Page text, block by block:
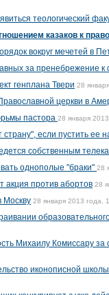
теологический
казаков к
вокруг мечетей в
за пренебрежение
генплана Твери 28
церкви в
пастора 28 января
если пустить ее
собственным
однополые "браки" 28
акция против абортов 28
Москву 28 января 2013 года,
Михаилу Комиссару
иконописной